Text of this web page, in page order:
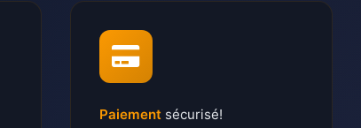
Paiement sécurisé!